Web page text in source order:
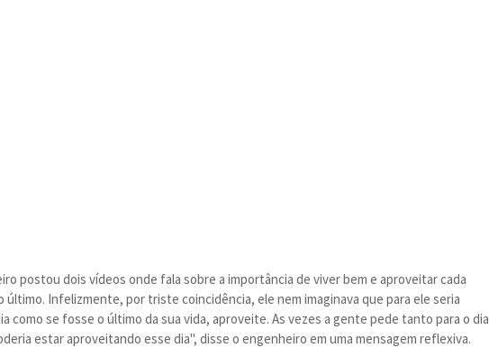
postou dois vídeos onde fala sobre a importância de viver bem e aproveitar cada
último. Infelizmente, por triste coincidência, ele nem imaginava que para ele seria
como se fosse o último da sua vida, aproveite. As vezes a gente pede tanto para o dia
estar aproveitando esse dia", disse o engenheiro em uma mensagem reflexiva.